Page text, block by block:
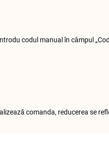
codul manual în câmpul
comanda, reducerea se